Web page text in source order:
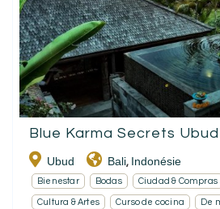
Blue Karma Secrets Ubud
Ubud Bali, Indonésie
Bienestar Bodas Ciudad & Compras
Cultura & Artes Curso de cocina De